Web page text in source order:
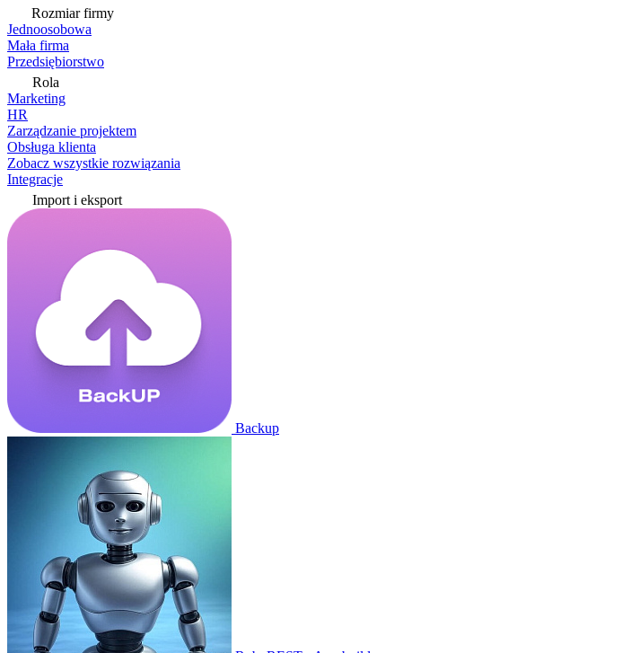
Rozmiar firmy
Jednoosobowa
Mała firma
Przedsiębiorstwo
Rola
Marketing
HR
Zarządzanie projektem
Obsługa klienta
Zobacz wszystkie rozwiązania
Integracje
Import i eksport
Backup